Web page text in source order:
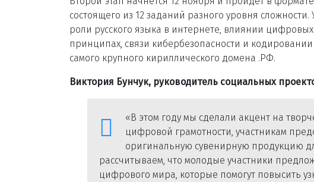
состоящего из 12 заданий разного уровня
роли русского языка в интернете, влиянии
принципах, связи кибербезопасности и
самого крупного кириллического домена .РФ.
Виктория Бунчук, руководитель социальных
«В этом году мы сделали акцент на
цифровой грамотности, участникам
оригинальную сувенирную продукцию
рассчитываем, что молодые участники
цифрового мира, которые помогут повысить